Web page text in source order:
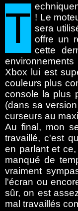
T ! Le
sera
offre un
cette
Xbox lui est
couleurs plus
console la plus
(dans sa
curseurs au
Au final, mon
travaillé, c'est
en parlant et
manqué de
vraiment
l'écran ou
sûr, on est
mal travaillés